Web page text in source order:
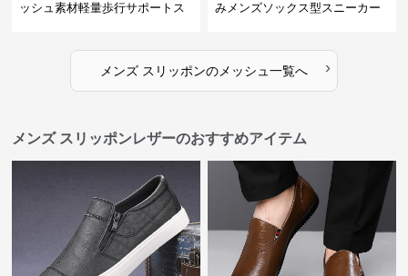
ッシュ素材軽量歩行サポートス
みメンズソックス型スニーカー
メンズ スリッポンのメッシュ 一覧へ ›
メンズ スリッポンレザーのおすすめアイテム